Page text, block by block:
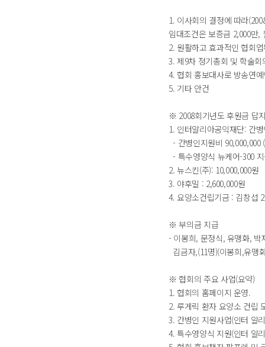
1. 이사회의 결정에 따라
임대조건은 보증금 2,000만,
2. 원활하고 효과적인 협회
3. 제9차 정기총회 및 학술
4. 협회 홍보대사로 방송연
5. 기타 안건
※ 2008회기년도 후원금 답
1. 인터알리아공익재단: 간
- 간병인지원비 90,000,000
- 특수영양식 뉴케어-300
2. 뉴스킨(주): 10,000,000원
3. 야후밀 : 2,600,000원
4. 요양소건립기금 : 김창섭
※ 부의금 지급
- 이봉희, 문정식, 유맹화,
김금자,(11명)(이봉희,유맹
※ 협회의 주요 사업(요약)
1. 협회의 홈페이지 운영.
2. 루게릭 환자 요양소 건립
3. 간병인 지원사업(인터 알
4. 특수영양식 지원(인터 알